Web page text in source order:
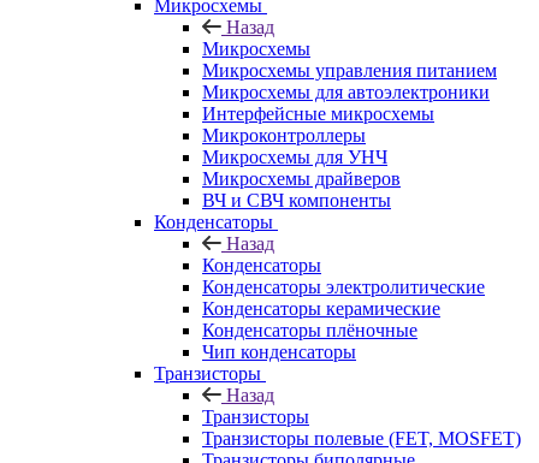
Микросхемы
Назад
Микросхемы
Микросхемы управления питанием
Микросхемы для автоэлектроники
Интерфейсные микросхемы
Микроконтроллеры
Микросхемы для УНЧ
Микросхемы драйверов
ВЧ и СВЧ компоненты
Конденсаторы
Назад
Конденсаторы
Конденсаторы электролитические
Конденсаторы керамические
Конденсаторы плёночные
Чип конденсаторы
Транзисторы
Назад
Транзисторы
Транзисторы полевые (FET, MOSFET)